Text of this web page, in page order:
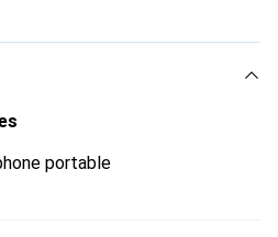
choix pour le client exigeant.
portable